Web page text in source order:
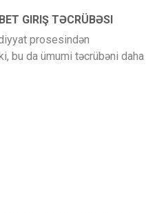
GIRIŞ TƏCRÜBƏSI
prosesindən
bu da ümumi təcrübəni daha